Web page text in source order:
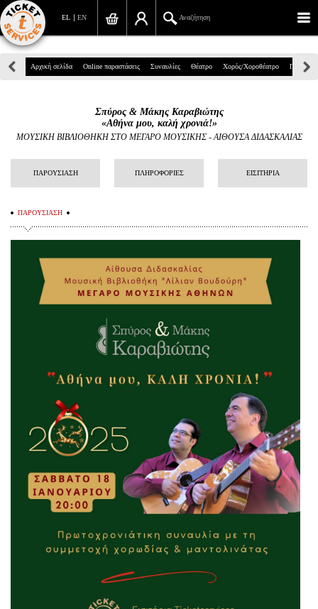
EN
EL Αναζήτηση
Πανεπιστημίου 39, Αθήνα
info@ticketservices.gr
Σύνδεση/Εγγραφή
Πληροφορίες
Είσοδος διαχειριστή
Αρχική σελίδα Online παραστάσεις Συναυλίες Θέατρο Χορός/Χοροθέατρο Παιδικά
Σπύρος & Μάκης Καραβιώτης
«Αθήνα μου, καλή χρονιά!»
ΜΟΥΣΙΚΗ ΒΙΒΛΙΟΘΗΚΗ ΣΤΟ ΜΕΓΑΡΟ ΜΟΥΣΙΚΗΣ-ΑΙΘΟΥΣΑ ΔΙΔΑΣΚΑΛΙΑΣ
ΠΑΡΟΥΣΙΑΣΗ ΠΛΗΡΟΦΟΡΙΕΣ ΕΙΣΙΤΗΡΙΑ
ΠΑΡΟΥΣΙΑΣΗ